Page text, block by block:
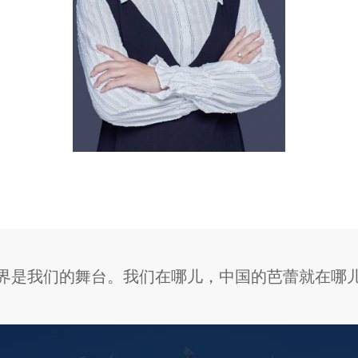
是我们的舞台。我们在哪儿，中国的芭蕾就在哪